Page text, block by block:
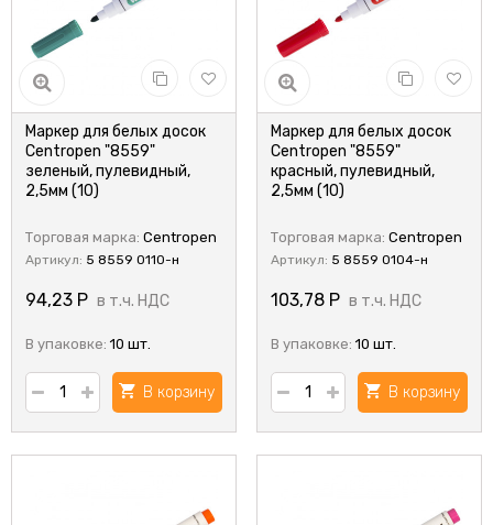
Маркер для белых досок
Centropen "8559"
зеленый, пулевидный,
2,5мм (10)
Торговая марка: Centropen
Артикул: 5 8559 0110-н
94,23 Р в т.ч. НДС
В упаковке: 10 шт.
В корзину
Маркер для белых досок
Centropen "8559"
красный, пулевидный,
2,5мм (10)
Торговая марка: Centropen
Артикул: 5 8559 0104-н
103,78 Р в т.ч. НДС
В упаковке: 10 шт.
В корзину